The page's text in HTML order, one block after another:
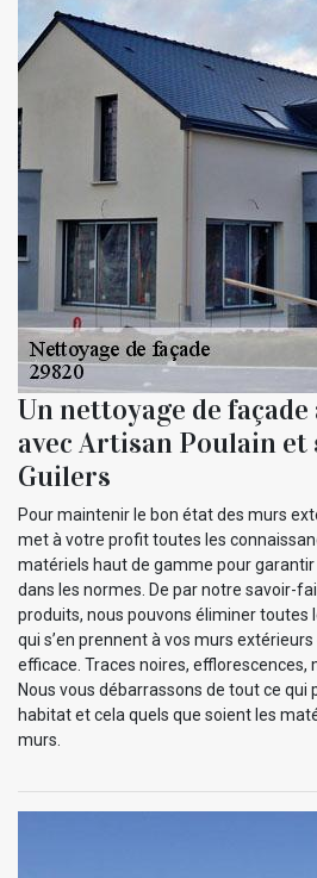
Un nettoyage de
avec Artisan Poulain et
Guilers
Pour maintenir le bon état des murs
met à votre profit toutes les
matériels haut de gamme pour
dans les normes. De par notre savoir-
produits, nous pouvons éliminer toutes
qui s’en prennent à vos murs
efficace. Traces noires, efflorescences,
Nous vous débarrassons de tout ce qui
habitat et cela quels que soient les
murs.